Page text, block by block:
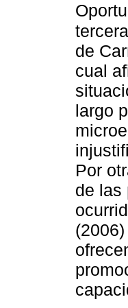
de
cual
largo
Por
de las